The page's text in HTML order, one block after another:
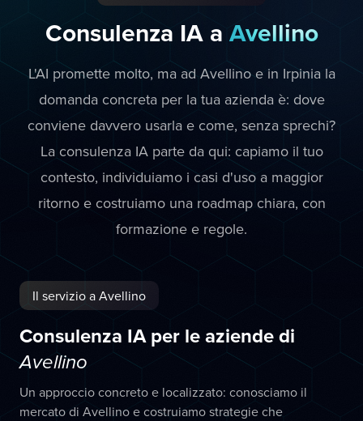
Consulenza IA a Avellino
L'AI promette molto, ma ad Avellino e in Irpinia la
domanda concreta per la tua azienda è: dove
conviene davvero usarla e come, senza sprechi?
La consulenza IA parte da qui: capiamo il tuo
contesto, individuiamo i casi d'uso a maggior
ritorno e costruiamo una roadmap chiara, con
formazione e regole.
Il servizio a Avellino
Consulenza IA per le aziende di
Avellino
Un approccio concreto e localizzato: conosciamo il
mercato di Avellino e costruiamo strategie che